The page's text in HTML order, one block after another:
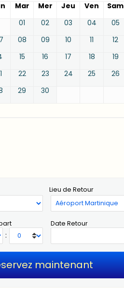
Mar Mer Jeu Ven
Sam
01
02 03 04
05
08 09 10 11
12
15 16 17 18
19
22 23 24 25
26
29 30
Lieu de Retour
:
Date Retour